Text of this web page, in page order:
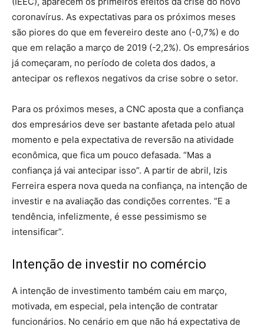
coronavírus. As expectativas para os próximos meses
são piores do que em fevereiro deste ano (-0,7%) e do
que em relação a março de 2019 (-2,2%). Os empresários
já começaram, no período de coleta dos dados, a
antecipar os reflexos negativos da crise sobre o setor.
Para os próximos meses, a CNC aposta que a confiança
dos empresários deve ser bastante afetada pelo atual
momento e pela expectativa de reversão na atividade
econômica, que fica um pouco defasada. “Mas a
confiança já vai antecipar isso”. A partir de abril, Izis
Ferreira espera nova queda na confiança, na intenção de
investir e na avaliação das condições correntes. “E a
tendência, infelizmente, é esse pessimismo se
intensificar”.
Intenção de investir no comércio
A intenção de investimento também caiu em março,
motivada, em especial, pela intenção de contratar
funcionários. No cenário em que não há expectativa de